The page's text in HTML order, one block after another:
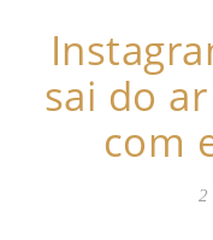
sai do
com
2